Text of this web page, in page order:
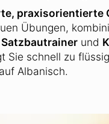
praxisorientierte
Übungen,
Satzbautrainer und
Sie schnell zu
Albanisch.